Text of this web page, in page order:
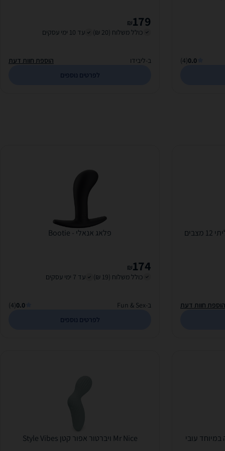
0.0
(4)
179
₪
כולל משלוח (20 ₪)
עד 10 ימי עסקים
ב-ליבידו
הוספת חוות דעת
לפרטים נוספים
ויברטור סיליקון עוצמתי ורב תכליתי 12 מצבים
הוספת חוות דעת
פלאג אנאלי - Bootie
174
₪
כולל משלוח (19 ₪)
עד 7 ימי עסקים
ב-Fun & Sex 0.0
(4)
לפרטים נוספים
Mr Nice ויברטור אפור קטן Style Vibes